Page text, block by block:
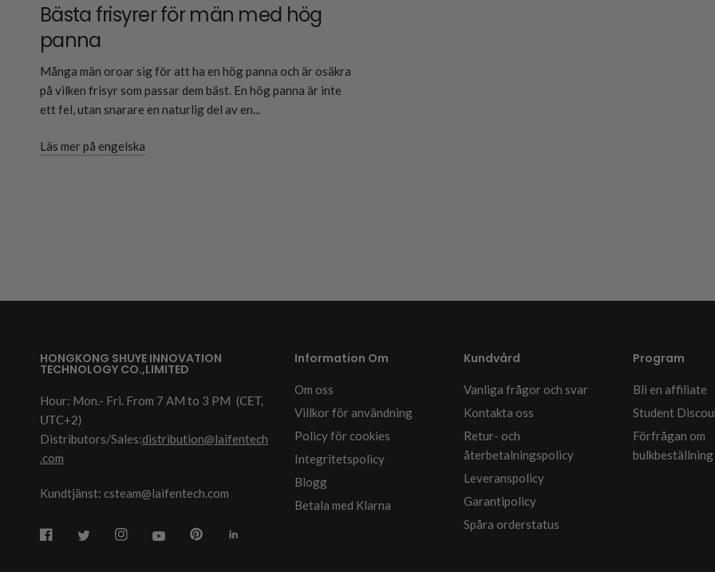
Bästa frisyrer för män med hög
panna
Många män oroar sig för att ha en hög panna och är osäkra
på vilken frisyr som passar dem bäst. En hög panna är inte
ett fel, utan snarare en naturlig del av en...
Läs mer på engelska
HONGKONG SHUYE INNOVATION
TECHNOLOGY CO.,LIMITED
Hour: Mon.- Fri. From 7 AM to 3 PM (CET,
UTC+2)
Distributors/Sales:distribution@laifentech
.com
Kundtjänst: csteam@laifentech.com
Information Om
Om oss
Villkor för användning
Policy för cookies
Integritetspolicy
Blogg
Betala med Klarna
Kundvård
Vanliga frågor och svar
Kontakta oss
Retur- och
återbetalningspolicy
Leveranspolicy
Garantipolicy
Spåra orderstatus
Program
Bli en affiliate
Student
Förfrågan om
bulkbeställning